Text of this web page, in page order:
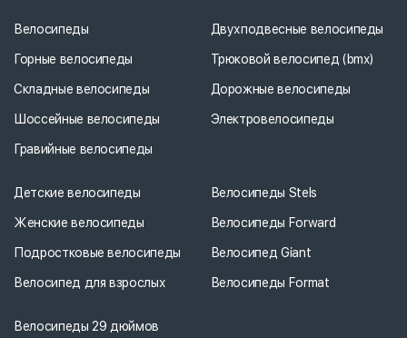
Велосипеды
Горные велосипеды
Складные велосипеды
Шоссейные велосипеды
Гравийные велосипеды
Двухподвесные велосипеды
Трюковой велосипед (bmx)
Дорожные велосипеды
Электровелосипеды
Детские велосипеды
Женские велосипеды
Подростковые велосипеды
Велосипед для взрослых
Велосипеды Stels
Велосипеды Forward
Велосипед Giant
Велосипеды Format
Велосипеды 29 дюймов